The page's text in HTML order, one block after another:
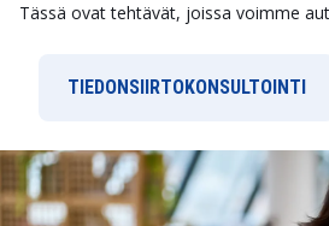
Tässä ovat tehtävät, joissa voimme
TIEDONSIIRTOKONSULTOINTI